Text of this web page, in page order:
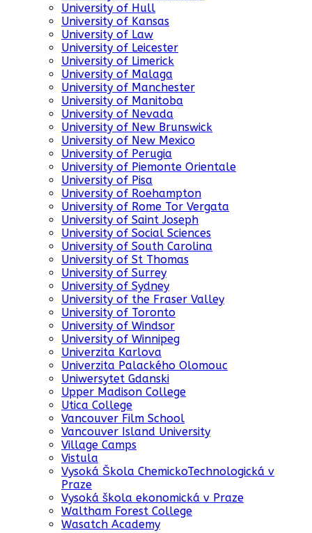
University of Hull
University of Kansas
University of Law
University of Leicester
University of Limerick
University of Malaga
University of Manchester
University of Manitoba
University of Nevada
University of New Brunswick
University of New Mexico
University of Perugia
University of Piemonte Orientale
University of Pisa
University of Roehampton
University of Rome Tor Vergata
University of Saint Joseph
University of Social Sciences
University of South Carolina
University of St Thomas
University of Surrey
University of Sydney
University of the Fraser Valley
University of Toronto
University of Windsor
University of Winnipeg
Univerzita Karlova
Univerzita Palackého Olomouc
Uniwersytet Gdanski
Upper Madison College
Utica College
Vancouver Film School
Vancouver Island University
Village Camps
Vistula
Vysoká Škola ChemickoTechnologická v
Praze
Vysoká škola ekonomická v Praze
Waltham Forest College
Wasatch Academy